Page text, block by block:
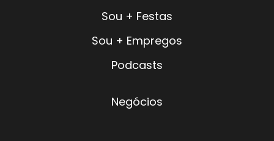
Sou + Festas
Sou + Empregos
Podcasts
Negócios